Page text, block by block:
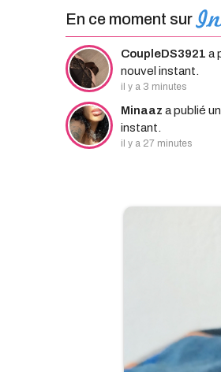
En ce moment sur
CoupleDS3921 a
nouvel instant.
il y a 3 minutes
Minaaz a publié
instant.
il y a 27 minutes